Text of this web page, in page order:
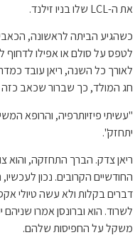
את ה-LCL שלו בניו זילנד.
כשהגיע הביתה לראשונה,
לטפס על סולם או אפילו
לאורך כל השנה, ריאן עובד
חג המולד, כך שברור שכאב
"עשיתי פיזיותרפיה, והרופא
יתחזק".
דברים בקלות ולא עשה טיולי
לשרוד. הוא וברונסן אמרו
משקל על החפיסות שלהם.